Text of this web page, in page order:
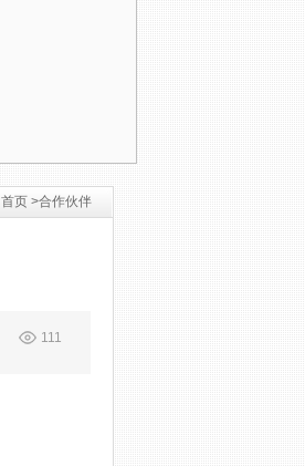
首页 >合作伙伴
111